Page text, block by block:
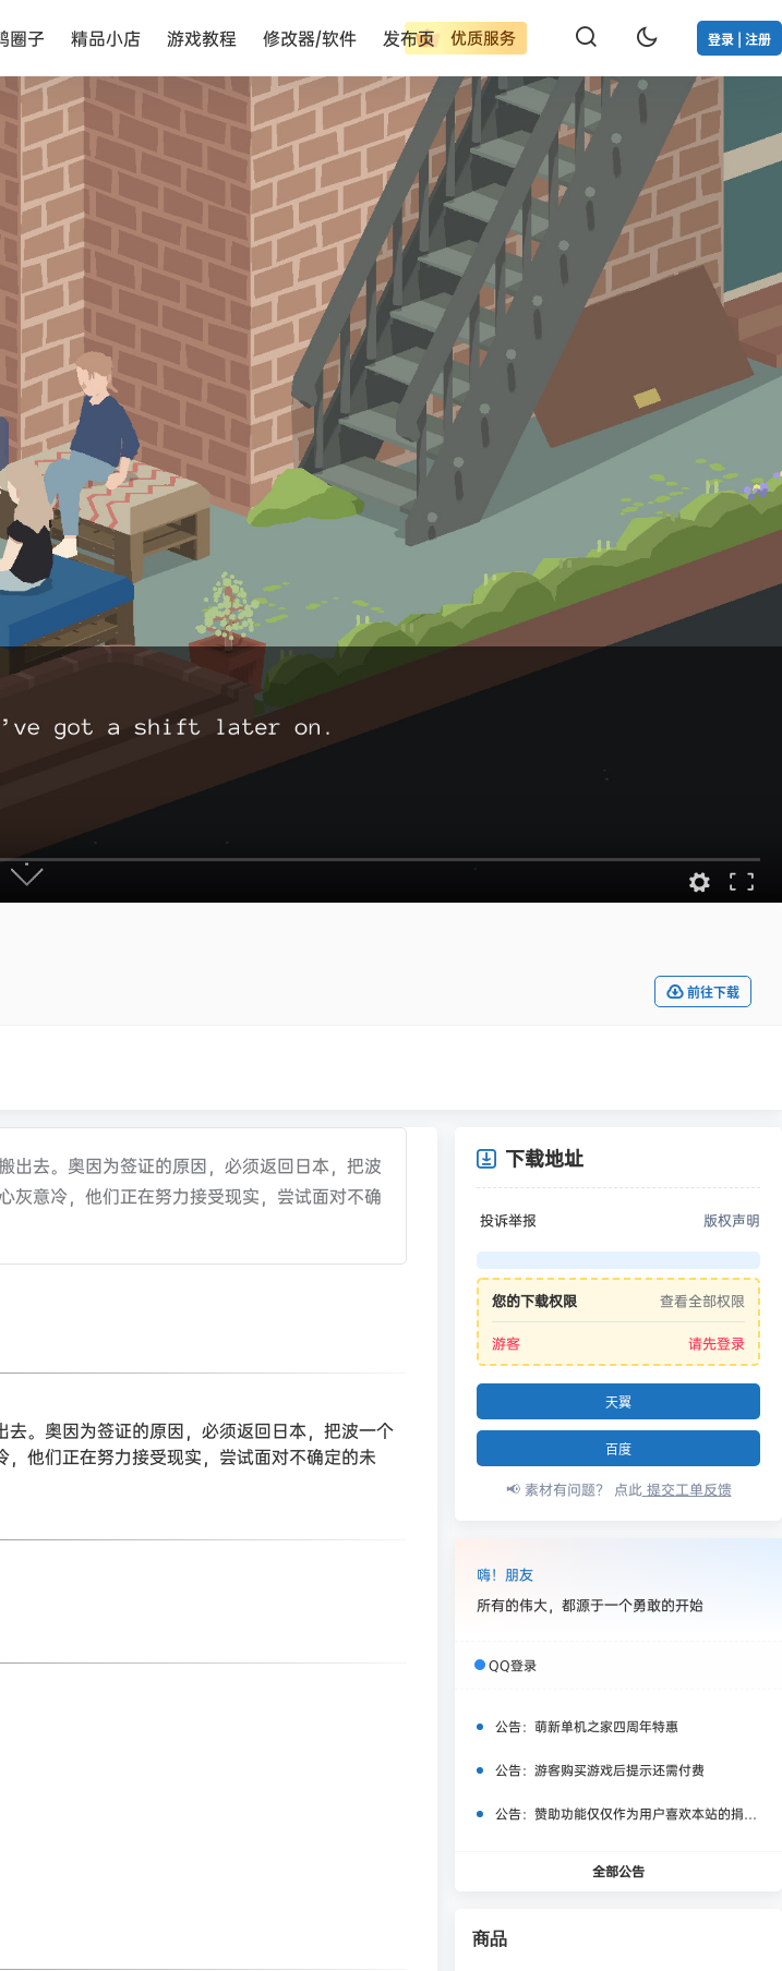
优质服务 登录 | 注册
圈子 精品小店 游戏教程 修改器/软件 发布页
前往下载
出去。奥因为签证的原因，必须返回日本，把波
灰意冷，他们正在努力接受现实，尝试面对不确
。奥因为签证的原因，必须返回日本，把波一个
他们正在努力接受现实，尝试面对不确定的未
下载地址
投诉举报 版权声明
您的下载权限 查看全部权限
游客 请先登录
天翼
百度
📢 素材有问题？ 点此提交工单反馈
嗨！朋友
所有的伟大，都源于一个勇敢的开始
QQ登录
公告： 萌新单机之家四周年特惠
公告： 游客购买游戏后提示还需付费
公告： 赞助功能仅仅作为用户喜欢本站的捐赠打赏功能，同时赞助费用也将作为服务器费用,网盘扩容费用等，所有内容不作为商业行为。
全部公告
商品